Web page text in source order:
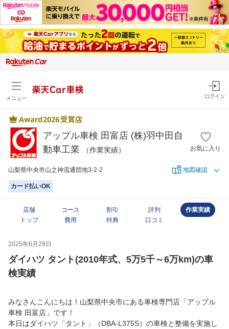
メニュー
楽天Car車検
ログイン
アップル車検 田富店 (株)羽中田自
動車工業
（作業実績） お気に入り
山梨県中央市山之神流通団地3-2-2 地図確認
カード払いOK
店舗
トップ
コース
費用
割引
特典
評判
口コミ
作業実績
2025年6月28日
ダイハツ タント(2010年式、5万5千～6万km)の車
検実績
みなさんこんにちは！山梨県中央市にある車検専門店「アップル
車検 田富店」です！
本日はダイハツ「タント」（DBA-L375S）の車検と整備を実施し